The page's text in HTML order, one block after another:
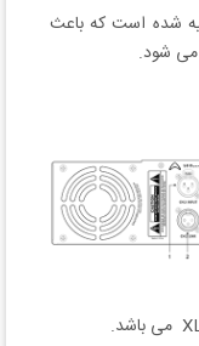
شده است که باعث
می شود.